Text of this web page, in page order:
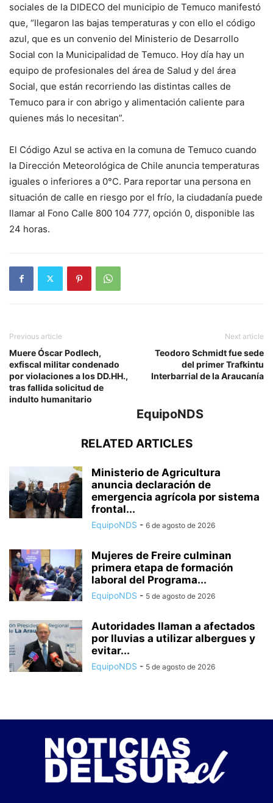
sociales de la DIDECO del municipio de Temuco manifestó
que, “llegaron las bajas temperaturas y con ello el código
azul, que es un convenio del Ministerio de Desarrollo
Social con la Municipalidad de Temuco. Hoy día hay un
equipo de profesionales del área de Salud y del área
Social, que están recorriendo las distintas calles de
Temuco para ir con abrigo y alimentación caliente para
quienes más lo necesitan”.
El Código Azul se activa en la comuna de Temuco cuando
la Dirección Meteorológica de Chile anuncia temperaturas
iguales o inferiores a 0°C. Para reportar una persona en
situación de calle en riesgo por el frío, la ciudadanía puede
llamar al Fono Calle 800 104 777, opción 0, disponible las
24 horas.
Previous article
Muere Óscar Podlech,
exfiscal militar condenado
por violaciones a los DD.HH.,
tras fallida solicitud de
indulto humanitario
Next article
Teodoro Schmidt fue sede
del primer Trafkintu
Interbarrial de la Araucanía
EquipoNDS
RELATED ARTICLES
Ministerio de Agricultura
anuncia declaración de
emergencia agrícola por sistema
frontal...
EquipoNDS - 6 de agosto de 2026
Mujeres de Freire culminan
primera etapa de formación
laboral del Programa...
EquipoNDS - 5 de agosto de 2026
Autoridades llaman a afectados
por lluvias a utilizar albergues y
evitar...
EquipoNDS - 5 de agosto de 2026